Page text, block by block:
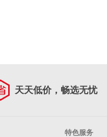
天天低价，畅选无忧
特色服务